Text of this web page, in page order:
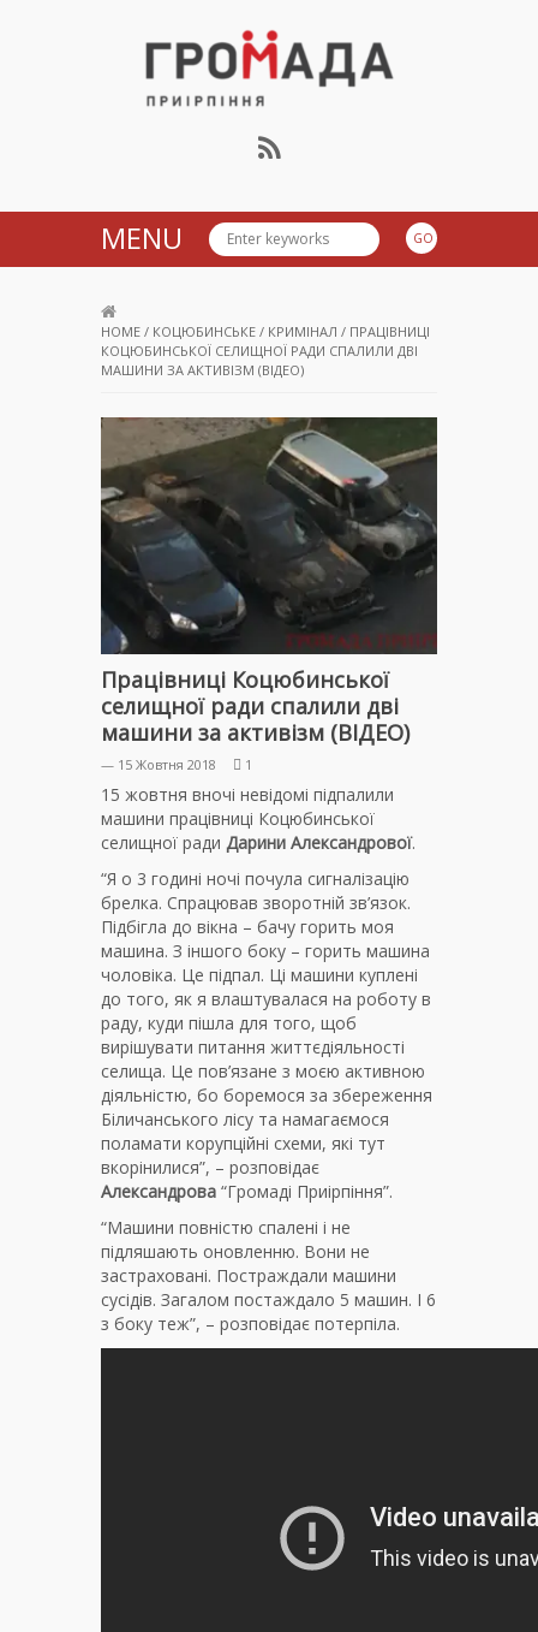
Громада Приірпіння
MENU
HOME / КОЦЮБИНСЬКЕ / КРИМІНАЛ / ПРАЦІВНИЦІ
КОЦЮБИНСЬКОЇ СЕЛИЩНОЇ РАДИ СПАЛИЛИ ДВІ
МАШИНИ ЗА АКТИВІЗМ (ВІДЕО)
Працівниці Коцюбинської
селищної ради спалили дві
машини за активізм (ВІДЕО)
— 15 Жовтня 2018 1
15 жовтня вночі невідомі підпалили
машини працівниці Коцюбинської
селищної ради Дарини Александрової.
“Я о 3 годині ночі почула сигналізацію
брелка. Спрацював зворотній зв’язок.
Підбігла до вікна – бачу горить моя
машина. З іншого боку – горить машина
чоловіка. Це підпал. Ці машини куплені
до того, як я влаштувалася на роботу в
раду, куди пішла для того, щоб
вирішувати питання життєдіяльності
селища. Це пов’язане з моєю активною
діяльністю, бо боремося за збереження
Біличанського лісу та намагаємося
поламати корупційні схеми, які тут
вкорінилися”, – розповідає
Александрова “Громаді Приірпіння”.
“Машини повністю спалені і не
підляшають оновленню. Вони не
застраховані. Постраждали машини
сусідів. Загалом постаждало 5 машин. І 6
з боку теж”, – розповідає потерпіла.